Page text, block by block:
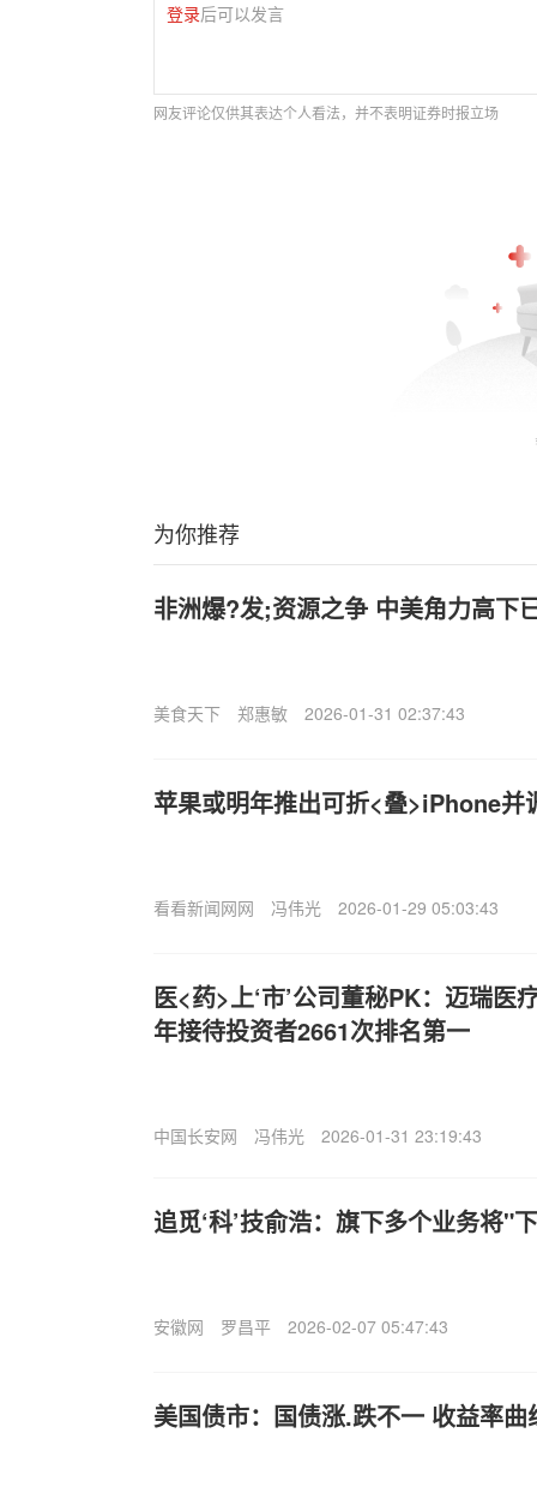
登录后可以发言
网友评论仅供其表达个人看法，并不表明证券时报立场
为你推荐
非洲爆?发;资源之争 中美角力高下
美食天下 郑惠敏 2026-01-31 02:37:43
苹果或明年推出可折<叠>iPhone并
看看新闻网网 冯伟光 2026-01-29 05:03:43
医<药>上‘市’公司董秘PK：迈瑞医
年接待投资者2661次排名第一
中国长安网 冯伟光 2026-01-31 23:19:43
追觅‘科’技俞浩：旗下多个业务将"
安徽网 罗昌平 2026-02-07 05:47:43
美国债市：国债涨.跌不一 收益率曲